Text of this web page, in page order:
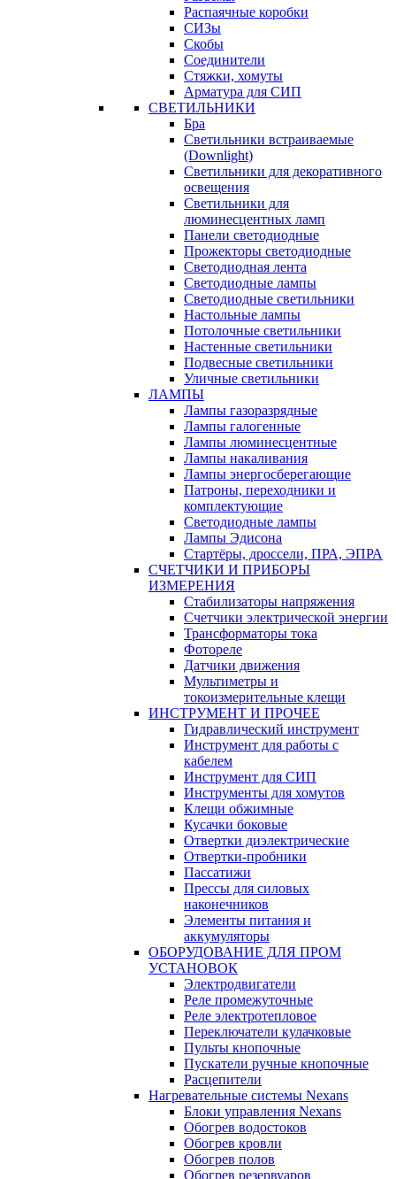
Распаячные коробки
СИЗы
Скобы
Соединители
Стяжки, хомуты
Арматура для СИП
СВЕТИЛЬНИКИ
Бра
Светильники встраиваемые
(Downlight)
Светильники для декоративного
освещения
Светильники для
люминесцентных ламп
Панели светодиодные
Прожекторы светодиодные
Светодиодная лента
Светодиодные лампы
Светодиодные светильники
Настольные лампы
Потолочные светильники
Настенные светильники
Подвесные светильники
Уличные светильники
ЛАМПЫ
Лампы газоразрядные
Лампы галогенные
Лампы люминесцентные
Лампы накаливания
Лампы энергосберегающие
Патроны, переходники и
комплектующие
Светодиодные лампы
Лампы Эдисона
Стартёры, дроссели, ПРА, ЭПРА
СЧЕТЧИКИ И ПРИБОРЫ
ИЗМЕРЕНИЯ
Стабилизаторы напряжения
Счетчики электрической энергии
Трансформаторы тока
Фотореле
Датчики движения
Мультиметры и
токоизмерительные клещи
ИНСТРУМЕНТ И ПРОЧЕЕ
Гидравлический инструмент
Инструмент для работы с
кабелем
Инструмент для СИП
Инструменты для хомутов
Клещи обжимные
Кусачки боковые
Отвертки диэлектрические
Отвертки-пробники
Пассатижи
Прессы для силовых
наконечников
Элементы питания и
аккумуляторы
ОБОРУДОВАНИЕ ДЛЯ ПРОМ
УСТАНОВОК
Электродвигатели
Реле промежуточные
Реле электротепловое
Переключатели кулачковые
Пульты кнопочные
Пускатели ручные кнопочные
Расцепители
Нагревательные системы Nexans
Блоки управления Nexans
Обогрев водостоков
Обогрев кровли
Обогрев полов
Обогрев резервуаров